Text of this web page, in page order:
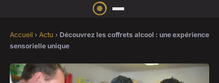
Accueil › Actu › Découvrez les coffrets alcool : une expérience
sensorielle unique